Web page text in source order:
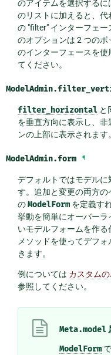
のアイテムを選択するに
のリストに加えると、
の "filter" インターフェ
のオプションは 2 つの
のインターフェースを使
てください。
ModelAdmin.
filter_horizontal と
を垂直方向に表示し、
ンの上部に表示されます。
ModelAdmin.form ¶
デフォルトではモデルに
す。追加と変更の両方
のModelFormを定義す
挙動を簡単にオーバー
いモデルフォームを作る
メソッドを使ってデフ
きます。
例については カスタム
参照してください。
Meta.model
ModelFormで